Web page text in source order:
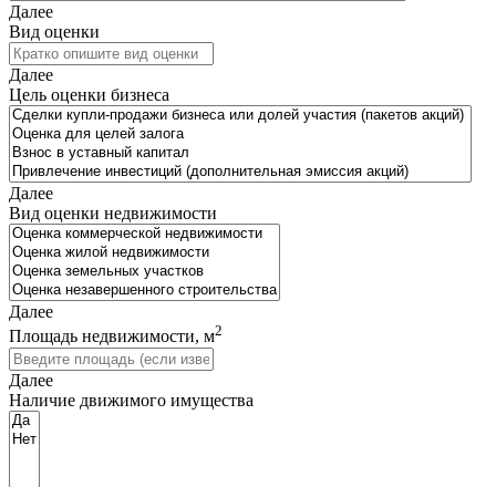
Далее
Вид оценки
Далее
Цель оценки бизнеса
Далее
Вид оценки недвижимости
Далее
Площадь недвижимости, м2
Далее
Наличие движимого имущества